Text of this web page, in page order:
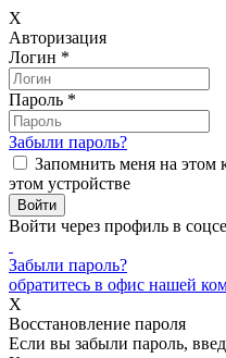
X
Авторизация
Логин *
Пароль *
Забыли пароль?
Запомнить меня на этом
этом устройстве
Войти через профиль в
Забыли пароль?
обратитесь в офис нашей
X
Восстановление пароля
Если вы забыли пароль,